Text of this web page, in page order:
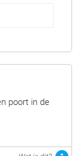
poort in de